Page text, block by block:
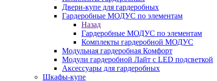
Двери-купе для гардеробных
Гардеробные МОДУС по элементам
Назад
Гардеробные МОДУС по элементам
Комплекты гардеробной МОДУС
Модульная гардеробная Комфорт
Модули гардеробной Лайт с LED подсветкой
Аксессуары для гардеробных
Шкафы-купе